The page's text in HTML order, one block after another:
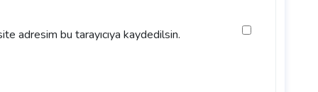
adresim bu tarayıcıya kaydedilsin.